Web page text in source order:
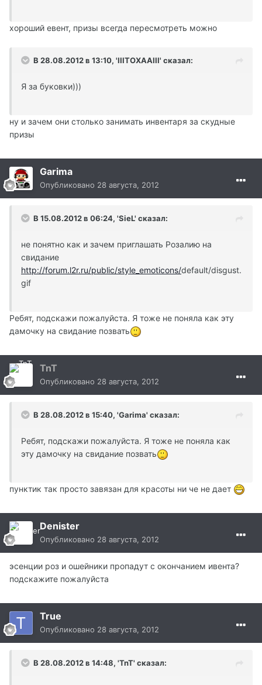
хороший евент, призы всегда пересмотреть можно
В 28.08.2012 в 13:10, 'IIITOXAAIII' сказал:
Я за буковки)))
ну и зачем они столько занимать инвентаря за скудные
призы
Garima
Опубликовано 28 августа, 2012
В 15.08.2012 в 06:24, 'SieL' сказал:
не понятно как и зачем приглашать Розалию на
свидание
http://forum.l2r.ru/public/style_emoticons/default/disgust.
gif
Ребят, подскажи пожалуйста. Я тоже не поняла как эту
дамочку на свидание позвать
TnT
Опубликовано 28 августа, 2012
В 28.08.2012 в 15:40, 'Garima' сказал:
Ребят, подскажи пожалуйста. Я тоже не поняла как
эту дамочку на свидание позвать
пунктик так просто завязан для красоты ни че не дает
Denister
Опубликовано 28 августа, 2012
эсенции роз и ошейники пропадут с окончанием ивента?
подскажите пожалуйста
True
Опубликовано 28 августа, 2012
В 28.08.2012 в 14:48, 'TnT' сказал: